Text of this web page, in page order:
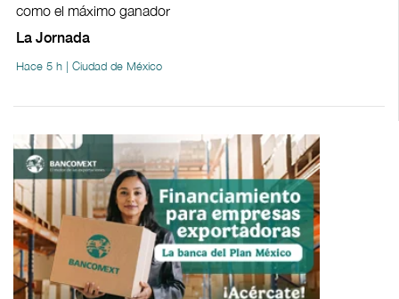
como el máximo ganador
La Jornada
Hace 5 h | Ciudad de México